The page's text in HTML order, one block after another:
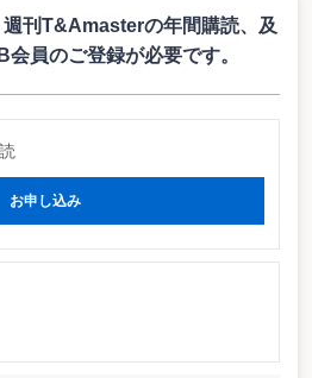
付について、所得税法157条（同族会社等
して同族会社からの受取利息相当額の課税処
わゆる「平和事件」については、「正当な理
告受理の申立が受理された（「T＆Amaster」
借に本件規定（所得税法157条）を適用し
たが、本件賦課決定処分（過少申告加算税）
な理由があるとする根拠は、国税当局に勤
れないとの見解が記載されており、相手方の
刊T&Amasterの年間購読、 及
員のご登録が必要です。
お申し込み